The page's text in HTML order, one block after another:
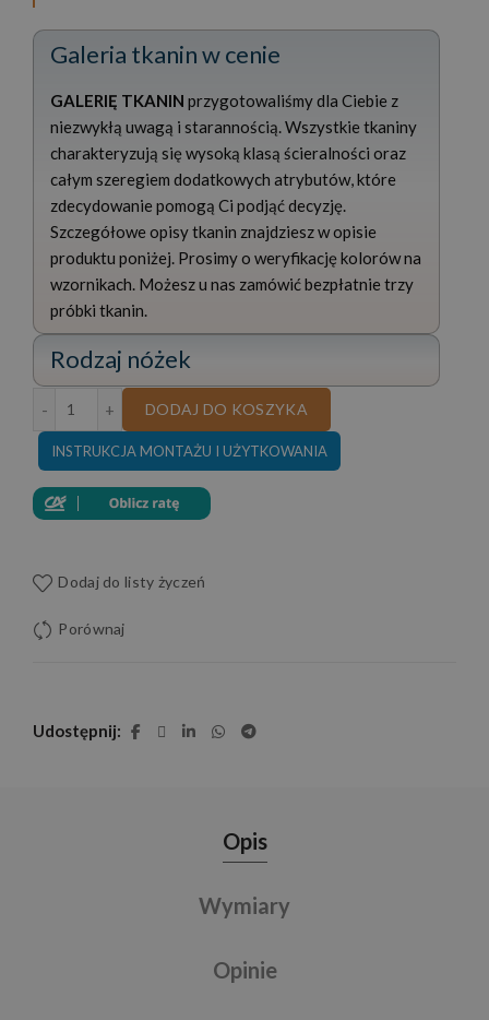
Galeria tkanin w cenie
GALERIĘ TKANIN przygotowaliśmy dla Ciebie z
niezwykłą uwagą i starannością. Wszystkie tkaniny
charakteryzują się wysoką klasą ścieralności oraz
całym szeregiem dodatkowych atrybutów, które
zdecydowanie pomogą Ci podjąć decyzję.
Szczegółowe opisy tkanin znajdziesz w opisie
produktu poniżej. Prosimy o weryfikację kolorów na
wzornikach. Możesz u nas zamówić bezpłatnie trzy
próbki tkanin.
Rodzaj nóżek
ilość SOFA ORION III 255 CM
DODAJ DO KOSZYKA
INSTRUKCJA MONTAŻU I UŻYTKOWANIA
Dodaj do listy życzeń
Porównaj
Udostępnij
Opis
Wymiary
Opinie